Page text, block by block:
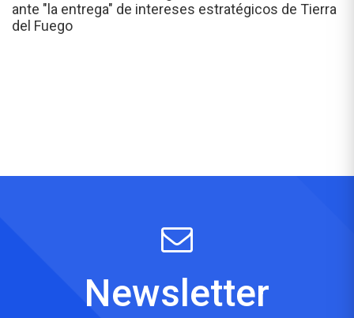
ante "la entrega" de intereses estratégicos de Tierra
del Fuego
Newsletter